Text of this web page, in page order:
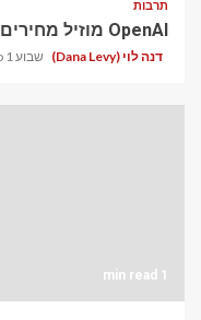
תרבות
OpenAI מוזיל מחירים של דגמים קטנים יותר
דנה לוי (Dana Levy) שבוע 1 ago
1 min read